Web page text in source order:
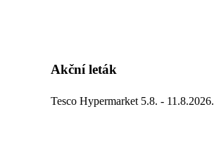
Akční leták
Tesco Hypermarket 5.8. - 11.8.2026.